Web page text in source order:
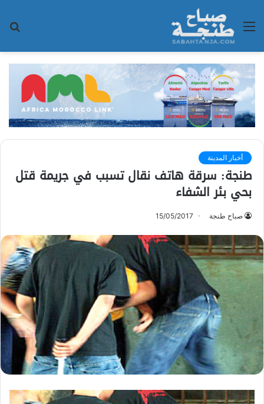
القائمة
أخبار المدينة
طنجة: سرقة هاتف نقال تسبب في جريمة قتل
بحي بئر الشفاء
صباح طنجة 15/05/2017